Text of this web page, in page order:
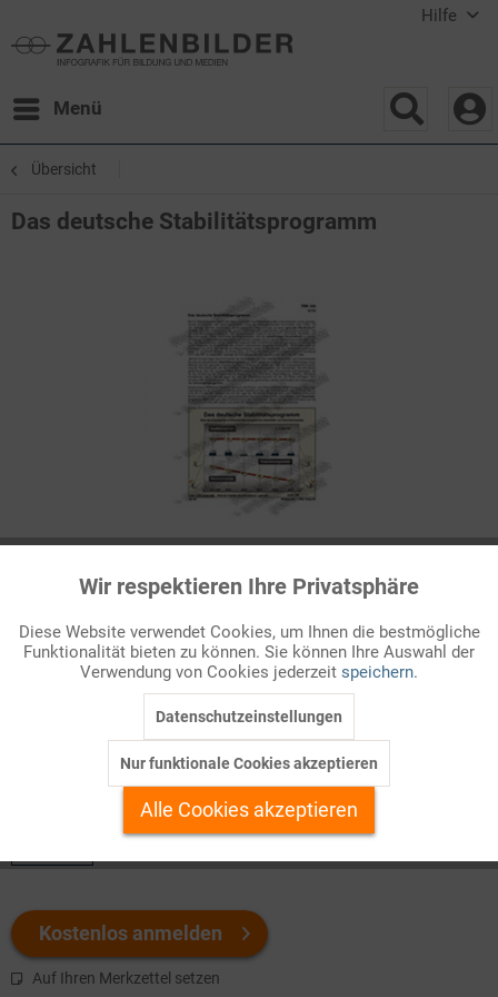
Hilfe
Menü
Übersicht
Das deutsche Stabilitätsprogramm
Das deutsche Stabilitätsprogramm
Die EU-Mitgliedstaaten haben sich dazu verpflichtet, ihre
Wirtschaftspolitik zu koordinieren und an gemeinsamen
Welchen Download brauchen Sie?
Kostenlos anmelden
Auf Ihren Merkzettel setzen
Funktionale Aktiv
Marketing Inaktiv
Personalisierung Inaktiv
Service
Wir respektieren Ihre Privatsphäre
Diese Website verwendet Cookies, um Ihnen die bestmögliche
Funktionalität bieten zu können. Sie können Ihre Auswahl der
Verwendung von Cookies jederzeit speichern.
Datenschutzeinstellungen
Nur funktionale Cookies akzeptieren
Alle Cookies akzeptieren